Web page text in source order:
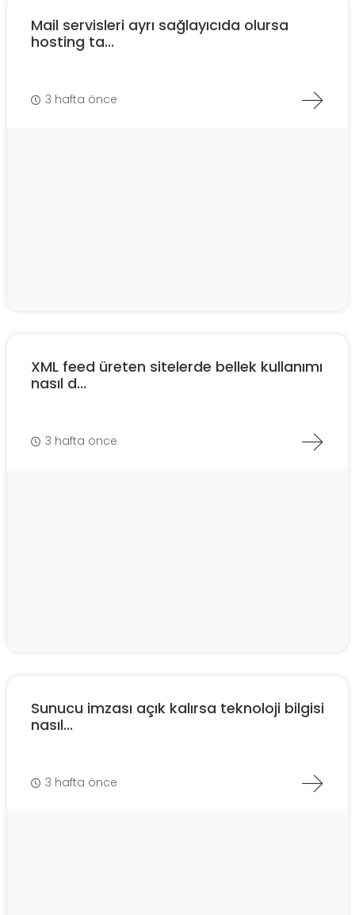
Mail servisleri ayrı sağlayıcıda olursa
hosting ta...
3 hafta önce
XML feed üreten sitelerde bellek kullanımı
nasıl d...
3 hafta önce
Sunucu imzası açık kalırsa teknoloji bilgisi
nasıl...
3 hafta önce